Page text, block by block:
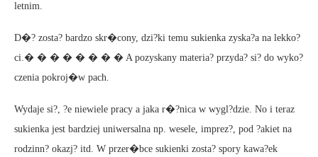
letnim.
D�? zosta? bardzo skr�cony, dzi?ki temu sukienka zyska?a na lekko?
ci.� � � � � � � � A pozyskany materia? przyda? si? do wyko?
czenia pokroj�w pach.
Wydaje si?, ?e niewiele pracy a jaka r�?nica w wygl?dzie. No i teraz
sukienka jest bardziej uniwersalna np. wesele, imprez?, pod ?akiet na
rodzinn? okazj? itd. W przer�bce sukienki zosta? spory kawa?ek